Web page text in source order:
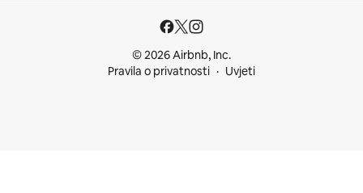
© 2026 Airbnb, Inc.
Pravila o privatnosti
Uvjeti